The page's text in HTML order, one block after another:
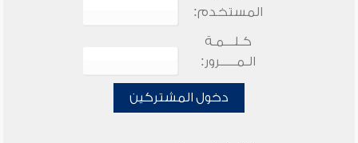
المستخدم:
كـلـــمـة
الـمـــــرور:
دخول المشتركين